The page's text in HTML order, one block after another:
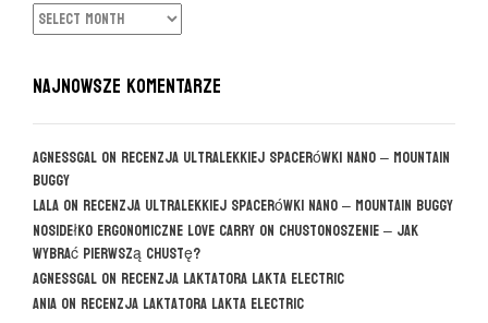
ARCHIWUM
NAJNOWSZE KOMENTARZE
agnessgal on Recenzja ultralekkiej spacerówki Nano – Mountain
Buggy
Lala on Recenzja ultralekkiej spacerówki Nano – Mountain Buggy
Nosidełko ergonomiczne Love Carry on CHUSTONOSZENIE – jak
wybrać pierwszą chustę?
agnessgal on Recenzja laktatora Lakta Electric
Ania on Recenzja laktatora Lakta Electric